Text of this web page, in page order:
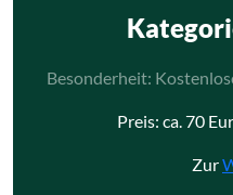
Besonderheit:
Preis: ca. 70
Zur